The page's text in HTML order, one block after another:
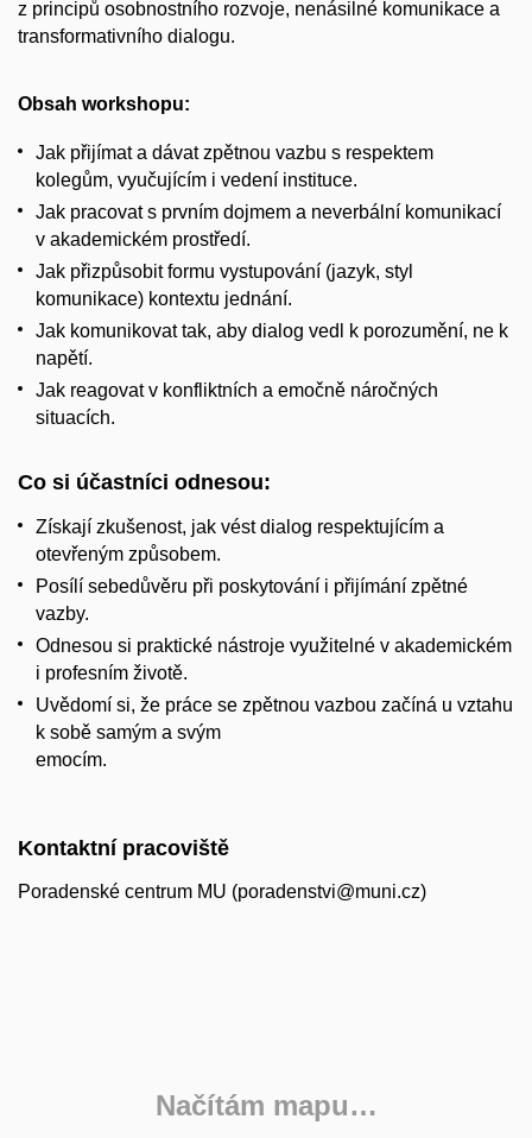
z principů osobnostního rozvoje, nenásilné komunikace a
transformativního dialogu.
Obsah workshopu:
Jak přijímat a dávat zpětnou vazbu s respektem
kolegům, vyučujícím i vedení instituce.
Jak pracovat s prvním dojmem a neverbální komunikací
v akademickém prostředí.
Jak přizpůsobit formu vystupování (jazyk, styl
komunikace) kontextu jednání.
Jak komunikovat tak, aby dialog vedl k porozumění, ne k
napětí.
Jak reagovat v konfliktních a emočně náročných
situacích.
Co si účastníci odnesou:
Získají zkušenost, jak vést dialog respektujícím a
otevřeným způsobem.
Posílí sebedůvěru při poskytování i přijímání zpětné
vazby.
Odnesou si praktické nástroje využitelné v akademickém
i profesním životě.
Uvědomí si, že práce se zpětnou vazbou začíná u vztahu
k sobě samým a svým
emocím.
Kontaktní pracoviště
Poradenské centrum MU (poradenstvi@muni.cz)
Načítám mapu…